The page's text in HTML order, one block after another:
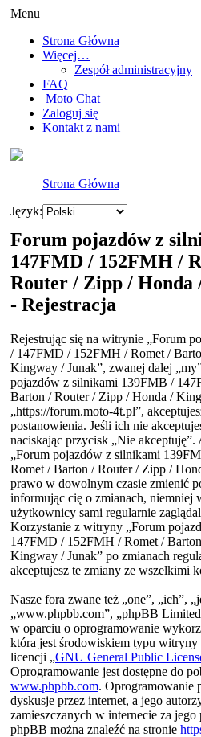
Menu
Strona Główna
Więcej…
Zespół administracyjny
FAQ
Moto Chat
Zaloguj się
Kontakt z nami
Strona Główna
Język:
Forum pojazdów z
147FMD / 152FMH /
Router / Zipp / Honda
- Rejestracja
Rejestrując się na witrynie „Forum
/ 147FMD / 152FMH / Romet /
Kingway / Junak”, zwanej dalej
pojazdów z silnikami 139FMB /
Barton / Router / Zipp / Honda /
„https://forum.moto-4t.pl”,
postanowienia. Jeśli ich nie
naciskając przycisk „Nie
„Forum pojazdów z silnikami
Romet / Barton / Router / Zipp /
prawo w dowolnym czasie zmienić
informując cię o zmianach, niemniej
użytkownicy sami regularnie
Korzystanie z witryny „Forum
147FMD / 152FMH / Romet /
Kingway / Junak” po zmianach
akceptujesz te zmiany ze wszelkimi
Nasze fora zwane też „one”, „ich”,
„www.phpbb.com”, „phpBB
w oparciu o oprogramowanie
która jest środowiskiem typu
licencji „GNU General Public
Oprogramowanie jest dostępne do
www.phpbb.com. Oprogramowanie
dyskusje przez internet, a jego
zamieszczanych w internecie za
phpBB można znaleźć na stronie